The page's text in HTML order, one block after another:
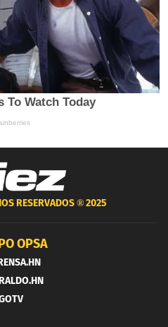
RESERVADOS ®2025
OPSA